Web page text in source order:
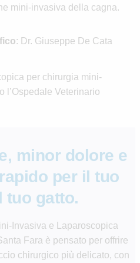
mini-invasiva della cagna.
: Dr. Giuseppe De Cata
minor dolore e
per il tuo
tuo gatto.
Invasiva e Laparoscopica
Fara è pensato per offrire
chirurgico più delicato, con